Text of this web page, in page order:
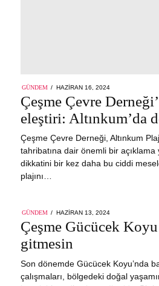
GÜNDEM
POSTED
HAZIRAN 16, 2024
Çeşme Çevre
eleştiri: Altınkum’da
Çeşme Çevre Derneği, Altınkum
tahribatına dair önemli bir
dikkatini bir kez daha bu ciddi
plajını…
GÜNDEM
POSTED
HAZIRAN 13, 2024
13,
2024
Çeşme Gücücek
gitmesin
Son dönemde Gücücek Koyu’nda
çalışmaları, bölgedeki doğal